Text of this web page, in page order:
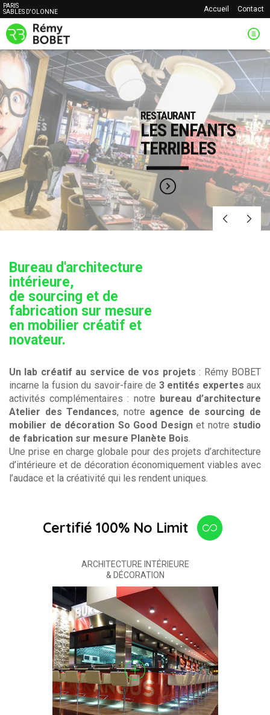
PARIS
SABLES D'OLONNE
Accueil Contact
RESTAURANT
LES ENFANTS
TERRIBLES
Bureau d'architecture
intérieure,
de sourcing et de
fabrication sur mesure
en mobilier créatif et
novateur.
Un lab créatif au service de vos projets : Rémy BOBET
incarne la fusion du savoir-faire de 3 entités expertes aux
activités complémentaires : notre bureau d’architecture
Atelier des Tendances, notre agence de sourcing de
mobilier de décoration So Good Designet notre studio
de fabrication sur mesure Planète Bois.
Une prise en charge globale pour des projets d’architecture
d’intérieure et de décoration économiquement viables avec
l’audace et la créativité qui les rendent uniques.
Certifié 100% No Limit
ARCHITECTURE INTÉRIEURE
& DÉCORATION